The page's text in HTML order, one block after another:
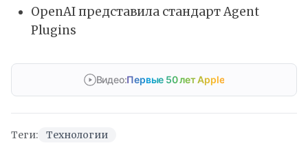
OpenAI представила стандарт Agent
Plugins
Видео:Первые 50 лет Apple
Теги: Технологии